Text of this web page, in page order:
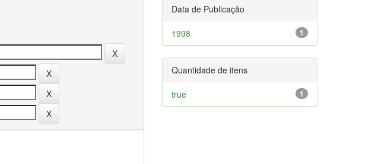
Data de Publicação
1
1998
Quantidade de itens
1
true